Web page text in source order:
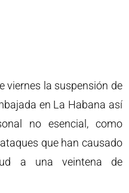
viernes la suspensión de
en La Habana así
no esencial, como
que han causado
a una veintena de